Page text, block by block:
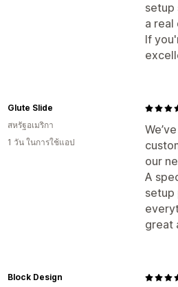
setup
a real
If
our
A
setup
great
Glute Slide
สหรัฐอเมริกา
1 วัน ในการใช้แอป
Block Design